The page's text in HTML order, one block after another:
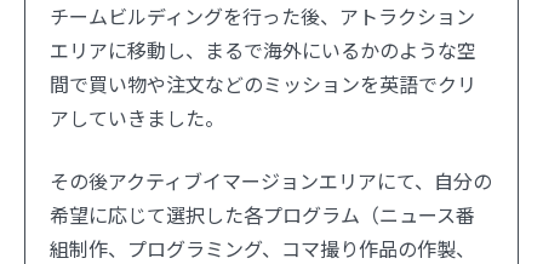
チームビルディングを行った後、アトラクション
エリアに移動し、まるで海外にいるかのような空
間で買い物や注文などのミッションを英語でクリ
アしていきました。
その後アクティブイマージョンエリアにて、自分の
希望に応じて選択した各プログラム（ニュース番
組制作、プログラミング、コマ撮り作品の作製、